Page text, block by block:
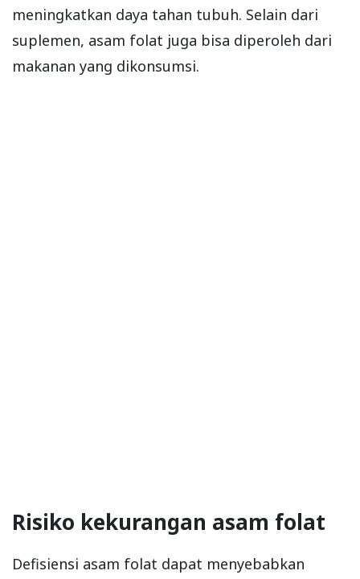
meningkatkan daya tahan tubuh. Selain dari
suplemen, asam folat juga bisa diperoleh dari
makanan yang dikonsumsi.
Risiko kekurangan asam folat
Defisiensi asam folat dapat menyebabkan